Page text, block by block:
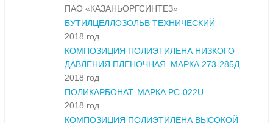
ПАО «КАЗАНЬОРГСИНТЕЗ»
БУТИЛЦЕЛЛОЗОЛЬВ ТЕХНИЧЕСКИЙ
2018 год
КОМПОЗИЦИЯ ПОЛИЭТИЛЕНА НИЗКОГО
ДАВЛЕНИЯ ПЛЕНОЧНАЯ. МАРКА 273-285Д
2018 год
ПОЛИКАРБОНАТ. МАРКА PC-022U
2018 год
КОМПОЗИЦИЯ ПОЛИЭТИЛЕНА ВЫСОКОЙ